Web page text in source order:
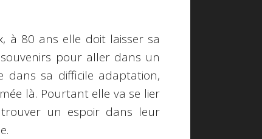
à 80 ans elle doit laisser sa
pour aller dans un
dans sa difficile adaptation,
là. Pourtant elle va se lier
un espoir dans leur